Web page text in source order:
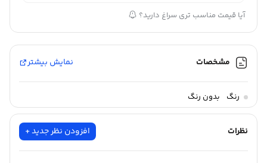
آیا قیمت مناسب تری سراغ دارید؟
مشخصات نمایش بیشتر
رنگ بدون رنگ
نظرات افزودن نظر جدید +